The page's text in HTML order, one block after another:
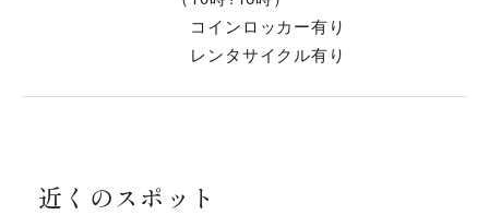
コインロッカー有り
レンタサイクル有り
近くのスポット